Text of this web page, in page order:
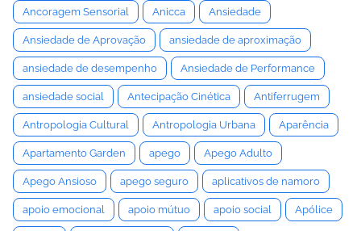
Ancoragem Sensorial Anicca Ansiedade
Ansiedade de Aprovação ansiedade de aproximação
ansiedade de desempenho Ansiedade de Performance
ansiedade social Antecipação Cinética Antiferrugem
Antropologia Cultural Antropologia Urbana Aparência
Apartamento Garden apego Apego Adulto
Apego Ansioso apego seguro aplicativos de namoro
apoio emocional apoio mútuo apoio social Apólice